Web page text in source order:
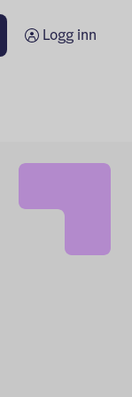
Logg inn